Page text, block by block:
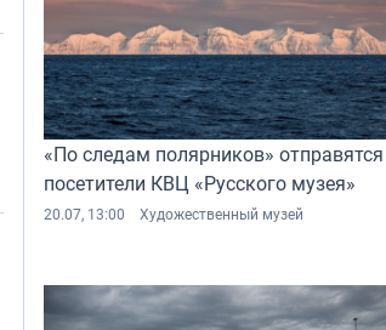
«По следам полярников» отправятся
посетители КВЦ «Русского музея»
20.07, 13:00 Художественный музей